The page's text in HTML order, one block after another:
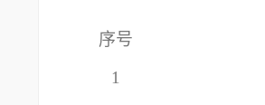
序号
1